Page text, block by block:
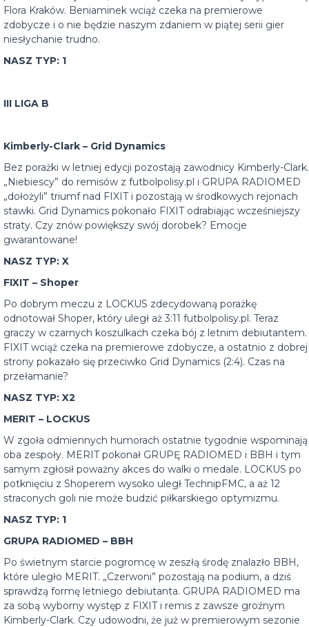
Flora Kraków. Beniaminek wciąż czeka na premierowe
zdobycze i o nie będzie naszym zdaniem w piątej serii gier
niesłychanie trudno.
NASZ TYP: 1
III LIGA B
Kimberly-Clark – Grid Dynamics
Bez porażki w letniej edycji pozostają zawodnicy Kimberly-Clark.
„Niebiescy” do remisów z futbolpolisy.pl i GRUPA RADIOMED
„dołożyli” triumf nad FIXIT i pozostają w środkowych rejonach
stawki. Grid Dynamics pokonało FIXIT odrabiając wcześniejszy
straty. Czy znów powiększy swój dorobek? Emocje
gwarantowane!
NASZ TYP: X
FIXIT – Shoper
Po dobrym meczu z LOCKUS zdecydowaną porażkę
odnotował Shoper, który uległ aż 3:11 futbolpolisy.pl. Teraz
graczy w czarnych koszulkach czeka bój z letnim debiutantem.
FIXIT wciąż czeka na premierowe zdobycze, a ostatnio z dobrej
strony pokazało się przeciwko Grid Dynamics (2:4). Czas na
przełamanie?
NASZ TYP: X2
MERIT – LOCKUS
W zgoła odmiennych humorach ostatnie tygodnie wspominają
oba zespoły. MERIT pokonał GRUPĘ RADIOMED i BBH i tym
samym zgłosił poważny akces do walki o medale. LOCKUS po
potknięciu z Shoperem wysoko uległ TechnipFMC, a aż 12
straconych goli nie może budzić piłkarskiego optymizmu.
NASZ TYP: 1
GRUPA RADIOMED – BBH
Po świetnym starcie pogromcę w zeszłą środę znalazło BBH,
które uległo MERIT. „Czerwoni” pozostają na podium, a dziś
sprawdzą formę letniego debiutanta. GRUPA RADIOMED ma
za sobą wyborny występ z FIXIT i remis z zawsze groźnym
Kimberly-Clark. Czy udowodni, że już w premierowym sezonie